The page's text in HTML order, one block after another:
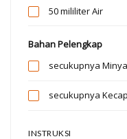
50 mililiterAir
Bahan Pelengkap
secukupnya
secukupnya
INSTRUKSI